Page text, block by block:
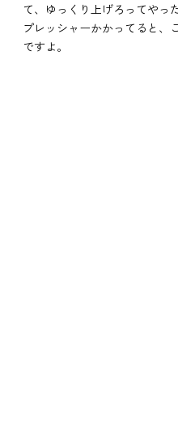
て、ゆっくり上げろってやっ
プレッシャーかかってると、
ですよ。